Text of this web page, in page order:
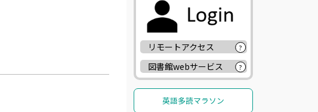
リモートアクセス ?
図書館webサービス ?
英語多読マラソン